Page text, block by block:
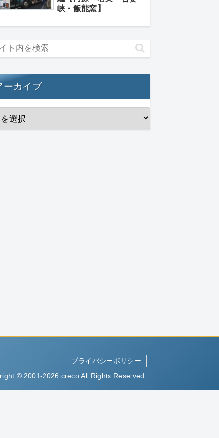
峡・飯能窯】
ーカイブ
プライバシーポリシー
© 2001-2026 creco All Rights Reserved.